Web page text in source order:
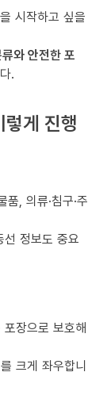
시작하고 싶을
와 안전한 포
.
게 진행
, 의류·침구·주
정보도 중요
장으로 보호해
크게 좌우합니